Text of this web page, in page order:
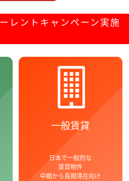
レントキャンペーン実施
一般賃貸
日本で一般的な
賃貸物件
中期から長期滞在向け